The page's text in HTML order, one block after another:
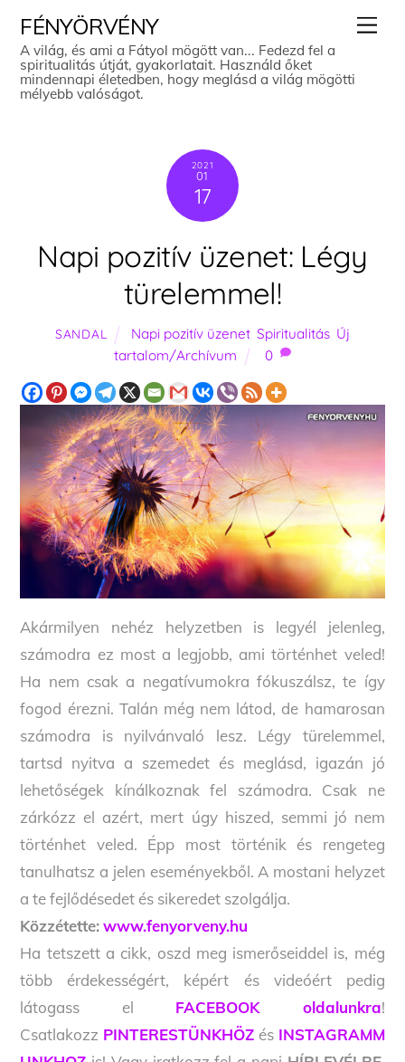
content
FÉNYÖRVÉNY
A világ, és ami a Fátyol mögött van... Fedezd fel a
spiritualitás útját, gyakorlatait. Használd őket
mindennapi életedben, hogy meglásd a világ mögötti
mélyebb valóságot.
2021
01
17
Napi pozitív üzenet: Légy
türelemmel!
SANDAL Napi pozitív üzenet, Spiritualitás, Új
tartalom/Archívum
0
Akármilyen nehéz helyzetben is legyél jelenleg,
számodra ez most a legjobb, ami történhet veled!
Ha nem csak a negatívumokra fókuszálsz, te így
fogod érezni. Talán még nem látod, de hamarosan
számodra is nyilvánvaló lesz. Légy türelemmel,
tartsd nyitva a szemedet és meglásd, igazán jó
lehetőségek kínálkoznak fel számodra. Csak ne
zárkózz el azért, mert úgy hiszed, semmi jó nem
történhet veled. Épp most történik és rengeteg
tanulhatsz a jelen eseményekből. A mostani helyzet
a te fejlődésedet és sikeredet szolgálja.
Közzétette: www.fenyorveny.hu
Ha tetszett a cikk, oszd meg ismerőseiddel is, még
több érdekességért, képért és videóért pedig
látogass el FACEBOOK oldalunkra!
Csatlakozz PINTERESTÜNKHÖZ és INSTAGRAMM